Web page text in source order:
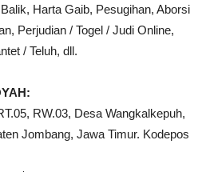
Harta Gaib, Pesugihan, Aborsi
Perjudian / Togel / Judi Online,
/ Teluh, dll.
RW.03, Desa Wangkalkepuh,
Jombang, Jawa Timur. Kodepos